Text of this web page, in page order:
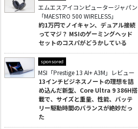
エムエスアイコンピュータージャパン
「MAESTRO 500 WIRELESS」
約1万円でノイキャン、デュアル接続
ってマジ？ MSIのゲーミングヘッド
セットのコスパがどうかしている
sponsored
MSI「Prestige 13 AI+ A3M」レビュー
13インチビジネスノートの理想を詰
め込んだ新型、Core Ultra 9 386H搭
載で、サイズと重量、性能、バッテ
リー駆動時間のバランスが絶妙だっ
た